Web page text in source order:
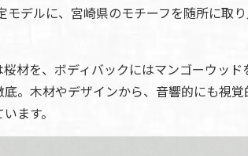
モデルに、宮崎県のモチーフを随所に取
材を、ボディバックにはマンゴーウッ
。木材やデザインから、音響的にも視
ます。